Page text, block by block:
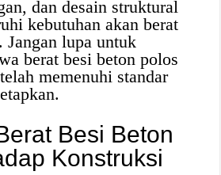
dan desain struktural
kebutuhan akan berat
Jangan lupa untuk
berat besi beton polos
memenuhi standar
Besi Beton
Konstruksi